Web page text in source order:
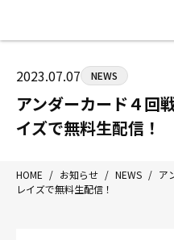
HOME
ジムについて
トレーニング
アマ・スパー各大会・
入会案内
見学・1日体験
2023.07.07 NEWS
アンダーカード４回
イズで無料生配信！
HOME / お知らせ / NEWS / ア
レイズで無料生配信！